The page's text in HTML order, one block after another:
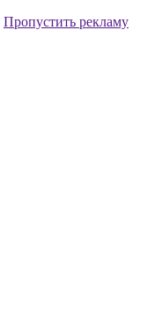
Пропустить рекламу